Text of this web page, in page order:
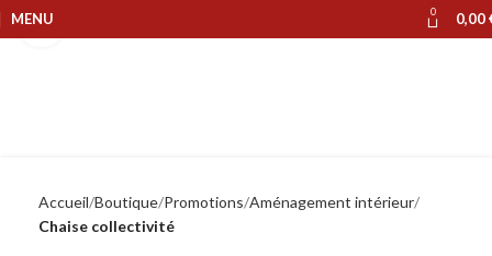
MENU 0 0,00
Accueil Boutique Promotions Aménagement intérieur
Chaise collectivité